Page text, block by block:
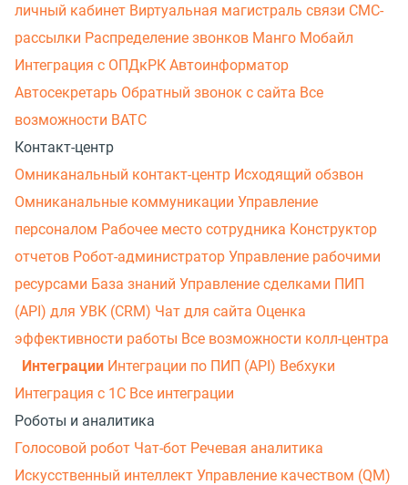
личный кабинет Виртуальная магистраль связи СМС-
рассылки Распределение звонков Манго Мобайл
Интеграция с ОПДкРК Автоинформатор
Автосекретарь Обратный звонок с сайта Все
возможности ВАТС
Контакт-центр
Омниканальный контакт-центр Исходящий обзвон
Омниканальные коммуникации Управление
персоналом Рабочее место сотрудника Конструктор
отчетов Робот-администратор Управление рабочими
ресурсами База знаний Управление сделками ПИП
(API) для УВК (CRM) Чат для сайта Оценка
эффективности работы Все возможности колл-центра
Интеграции Интеграции по ПИП (API) Вебхуки
Интеграция с 1С Все интеграции
Роботы и аналитика
Голосовой робот Чат-бот Речевая аналитика
Искусственный интеллект Управление качеством (QM)